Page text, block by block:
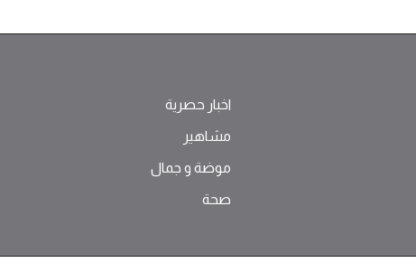
اخبار حصرية
مشاهير
موضة ‫و‬ ‫‬‫جمال‬
صحة